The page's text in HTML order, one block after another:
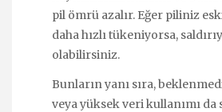
pil ömrü azalır. Eğer piliniz
daha hızlı tükeniyorsa,
olabilirsiniz.
Bunların yanı sıra,
veya yüksek veri kullanımı da